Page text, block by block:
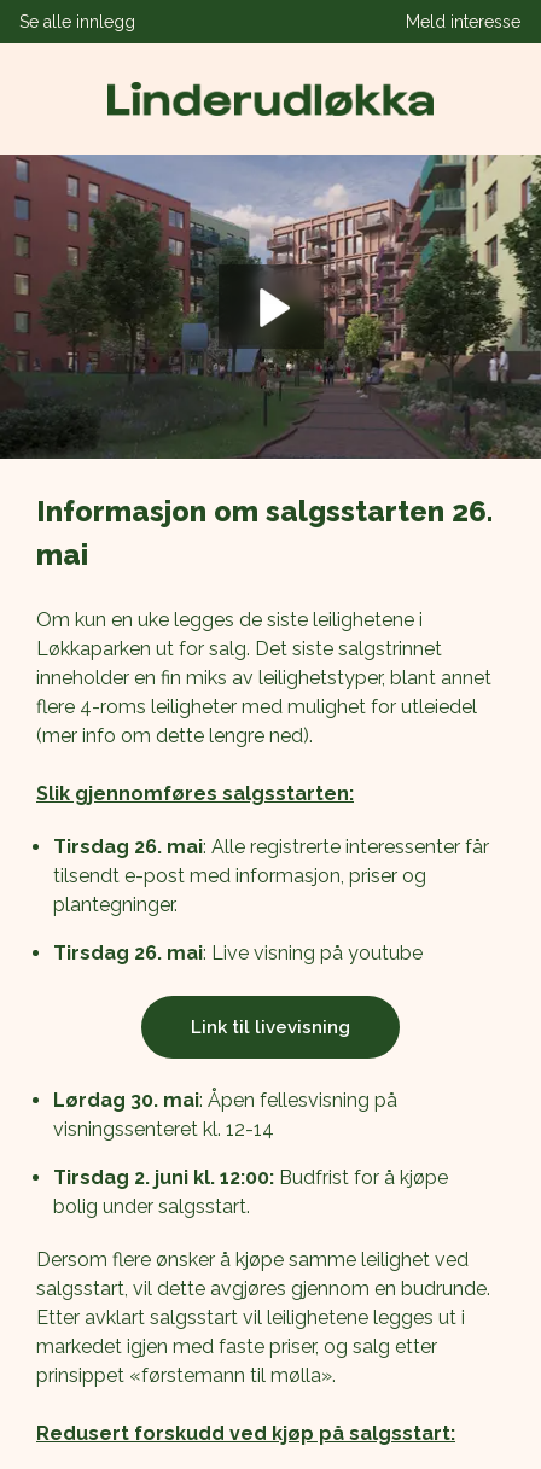
Se alle innlegg Meld interesse
Spill av videoen
Informasjon om salgsstarten 26.
mai
Om kun en uke legges de siste leilighetene i
Løkkaparken ut for salg. Det siste salgstrinnet
inneholder en fin miks av leilighetstyper, blant annet
flere 4-roms leiligheter med mulighet for utleiedel
(mer info om dette lengre ned).
Slik gjennomføres salgsstarten:
Tirsdag 26. mai: Alle registrerte interessenter får
tilsendt e-post med informasjon, priser og
plantegninger.
Tirsdag 26. mai: Live visning på youtube
Link til livevisning
Lørdag 30. mai: Åpen fellesvisning på
visningssenteret kl. 12-14
Tirsdag 2. juni kl. 12:00: Budfrist for å kjøpe
bolig under salgsstart.
Dersom flere ønsker å kjøpe samme leilighet ved
salgsstart, vil dette avgjøres gjennom en budrunde.
Etter avklart salgsstart vil leilighetene legges ut i
markedet igjen med faste priser, og salg etter
prinsippet «førstemann til mølla».
Redusert forskudd ved kjøp på salgsstart: